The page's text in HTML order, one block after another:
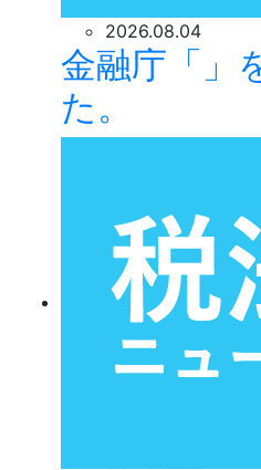
2026.08.04
金融庁「」
た。